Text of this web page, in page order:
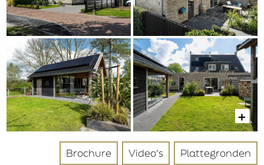
Verzenden
Nee
Gegevens
Bedrijfsnaam
Aanhef
Brochure Video's Plattegronden